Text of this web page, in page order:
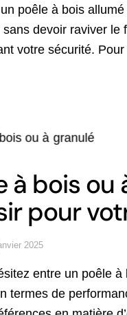
poêle à bois
devoir raviver le
votre sécurité.
à bois
pour
2025
entre un poêle
termes de